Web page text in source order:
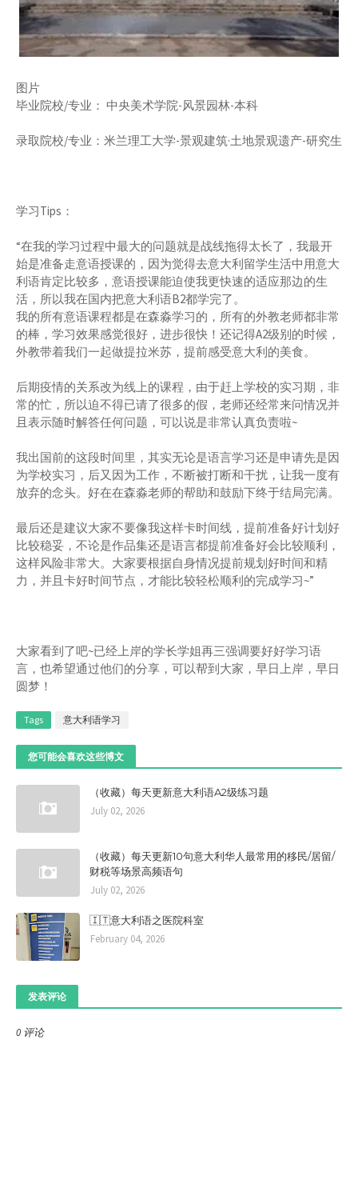
图片
毕业院校/专业： 中央美术学院-风景园林-本科
录取院校/专业：米兰理工大学-景观建筑·土地景观遗产-研究生
学习Tips：
“在我的学习过程中最大的问题就是战线拖得太长了，我最开
始是准备走意语授课的，因为觉得去意大利留学生活中用意大
利语肯定比较多，意语授课能迫使我更快速的适应那边的生
活，所以我在国内把意大利语B2都学完了。
我的所有意语课程都是在森淼学习的，所有的外教老师都非常
的棒，学习效果感觉很好，进步很快！还记得A2级别的时候，
外教带着我们一起做提拉米苏，提前感受意大利的美食。
后期疫情的关系改为线上的课程，由于赶上学校的实习期，非
常的忙，所以迫不得已请了很多的假，老师还经常来问情况并
且表示随时解答任何问题，可以说是非常认真负责啦~
我出国前的这段时间里，其实无论是语言学习还是申请先是因
为学校实习，后又因为工作，不断被打断和干扰，让我一度有
放弃的念头。好在在森淼老师的帮助和鼓励下终于结局完满。
最后还是建议大家不要像我这样卡时间线，提前准备好计划好
比较稳妥，不论是作品集还是语言都提前准备好会比较顺利，
这样风险非常大。大家要根据自身情况提前规划好时间和精
力，并且卡好时间节点，才能比较轻松顺利的完成学习~”
大家看到了吧~已经上岸的学长学姐再三强调要好好学习语
言，也希望通过他们的分享，可以帮到大家，早日上岸，早日
圆梦！
Tags 意大利语学习
您可能会喜欢这些博文
（收藏）每天更新意大利语A2级练习题
July 02, 2026
（收藏）每天更新10句意大利华人最常用的移民/居留/
财税等场景高频语句
July 02, 2026
🇮🇹意大利语之医院科室
February 04, 2026
发表评论
0 评论